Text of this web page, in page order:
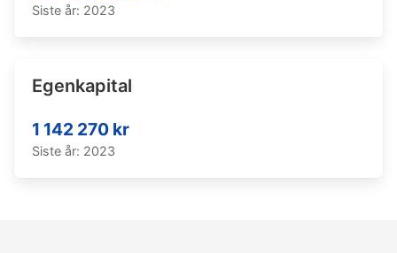
Siste år: 2023
Egenkapital
1 142 270 kr
Siste år: 2023